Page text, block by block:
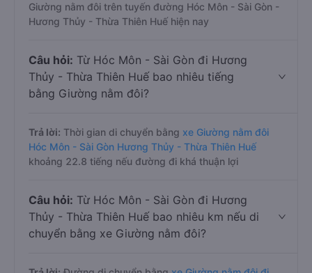
Giường nằm đôi trên tuyến đường Hóc Môn - Sài Gòn -
Hương Thủy - Thừa Thiên Huế hiện nay
Câu hỏi: Từ Hóc Môn - Sài Gòn đi Hương
Thủy - Thừa Thiên Huế bao nhiêu tiếng
bằng Giường nằm đôi?
Trả lời: Thời gian di chuyển bằng xe Giường nằm đôi
Hóc Môn - Sài Gòn Hương Thủy - Thừa Thiên Huế
khoảng 22.8 tiếng nếu đường đi khá thuận lợi
Câu hỏi: Từ Hóc Môn - Sài Gòn đi Hương
Thủy - Thừa Thiên Huế bao nhiêu km nếu di
chuyển bằng xe Giường nằm đôi?